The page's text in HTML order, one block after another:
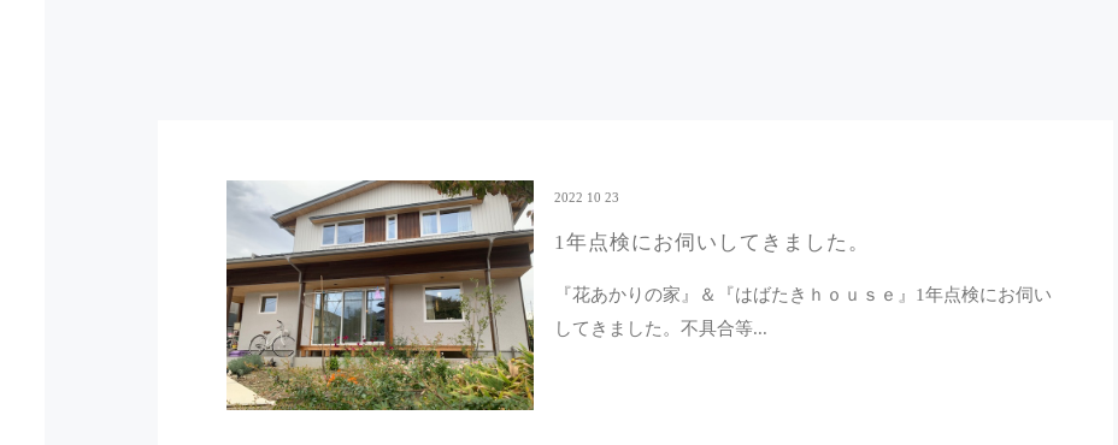
2022 10 23
1年点検にお伺いしてきました。
『花あかりの家』＆『はばたきｈｏｕｓｅ』1年点検にお伺い
してきました。不具合等...